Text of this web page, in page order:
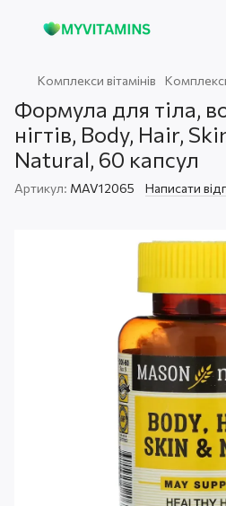
Комплекси вітамінів
Формула для тіла,
нігтів, Body, Hair,
Natural, 60 капсул
Артикул: MAV12065 Написати